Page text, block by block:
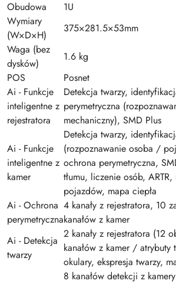
Obudowa
1U
Wymiary
(W×D×H)
375×281.5×53mm
Waga (bez
dysków)
1.6 kg
POS
Posnet
Ai - Funkcje
inteligentne z
rejestratora
Detekcja twarzy,
perymetryczna
mechaniczny), SMD Plus
Ai - Funkcje
inteligentne z
kamer
Detekcja twarzy,
(rozpoznawanie osoba /
ochrona perymetryczna,
tłumu, liczenie osób,
pojazdów, mapa ciepła
Ai - Ochrona
perymetryczna
4 kanały z rejestratora, 10
kanałów z kamer
Ai - Detekcja
twarzy
2 kanały z rejestratora (12
kanałów z kamer / atrybuty
okulary, ekspresja twarzy,
8 kanałów detekcji z